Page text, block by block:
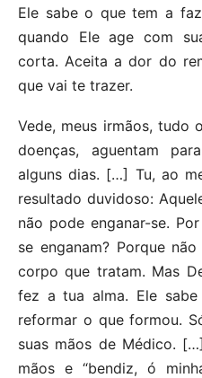
Ele sabe o que tem a
quando Ele age com
corta. Aceita a dor do
que vai te trazer.
Vede, meus irmãos, tudo
doenças, aguentam
alguns dias. […] Tu, ao
resultado duvidoso:
não pode enganar-se.
se enganam? Porque
corpo que tratam. Mas
fez a tua alma. Ele
reformar o que formou.
suas mãos de Médico.
mãos e “bendiz, ó